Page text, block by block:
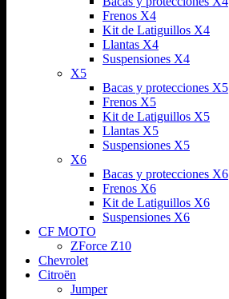
Frenos X4
Kit de Latiguillos X4
Llantas X4
Suspensiones X4
X5
Bacas y protecciones X5
Frenos X5
Kit de Latiguillos X5
Llantas X5
Suspensiones X5
X6
Bacas y protecciones X6
Frenos X6
Kit de Latiguillos X6
Suspensiones X6
CF MOTO
ZForce Z10
Chevrolet
Citroën
Jumper